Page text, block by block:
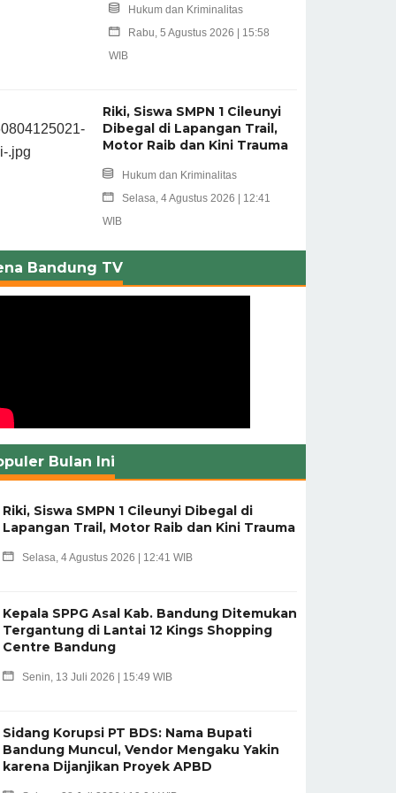
Hukum dan Kriminalitas
Rabu, 5 Agustus 2026 | 15:58
WIB
Riki, Siswa SMPN 1 Cileunyi
Dibegal di Lapangan Trail,
Motor Raib dan Kini Trauma
Hukum dan Kriminalitas
Selasa, 4 Agustus 2026 | 12:41
WIB
Bandung TV
Bulan Ini
Riki, Siswa SMPN 1 Cileunyi Dibegal di
Lapangan Trail, Motor Raib dan Kini Trauma
Selasa, 4 Agustus 2026 | 12:41 WIB
Kepala SPPG Asal Kab. Bandung Ditemukan
Tergantung di Lantai 12 Kings Shopping
Centre Bandung
Senin, 13 Juli 2026 | 15:49 WIB
Sidang Korupsi PT BDS: Nama Bupati
Bandung Muncul, Vendor Mengaku Yakin
karena Dijanjikan Proyek APBD